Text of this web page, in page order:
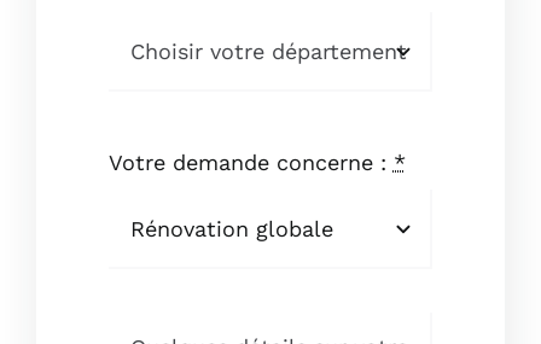
Votre demande concerne : *